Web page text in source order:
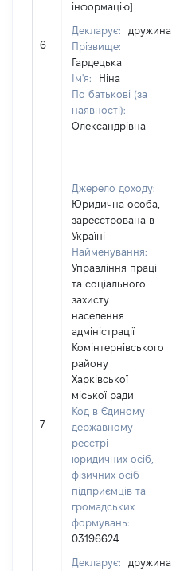
6
інформацію]
Декларує:
дружина
Прізвище:
Гардецька
Ім'я:
Ніна
По батькові (за
наявності):
Олександрівна
7
Джерело доходу:
Юридична особа,
зареєстрована в
Україні
Найменування:
Управління праці
та соціального
захисту
населення
адміністрації
Комінтернівського
району
Харківської
міської ради
Код в Єдиному
державному
реєстрі
юридичних осіб,
фізичних осіб –
підприємців та
громадських
формувань:
03196624
Декларує:
дружина